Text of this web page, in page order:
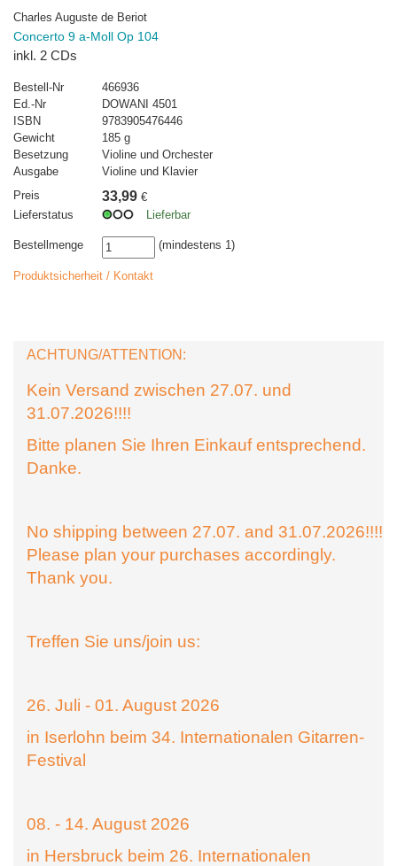
Charles Auguste de Beriot
Concerto 9 a-Moll Op 104
inkl. 2 CDs
Bestell-Nr
466936
Ed.-Nr
DOWANI 4501
ISBN
9783905476446
Gewicht
185 g
Besetzung
Violine und Orchester
Ausgabe
Violine und Klavier
Preis
33,99 €
Lieferstatus
Lieferbar
Bestellmenge (mindestens 1)
Produktsicherheit / Kontakt
ACHTUNG/ATTENTION:
Kein Versand zwischen 27.07. und
31.07.2026!!!!
Bitte planen Sie Ihren Einkauf entsprechend.
Danke.
No shipping between 27.07. and 31.07.2026!!!!
Please plan your purchases accordingly.
Thank you.
Treffen Sie uns/join us:
26. Juli - 01. August 2026
in Iserlohn beim 34. Internationalen Gitarren-
Festival
08. - 14. August 2026
in Hersbruck beim 26. Internationalen